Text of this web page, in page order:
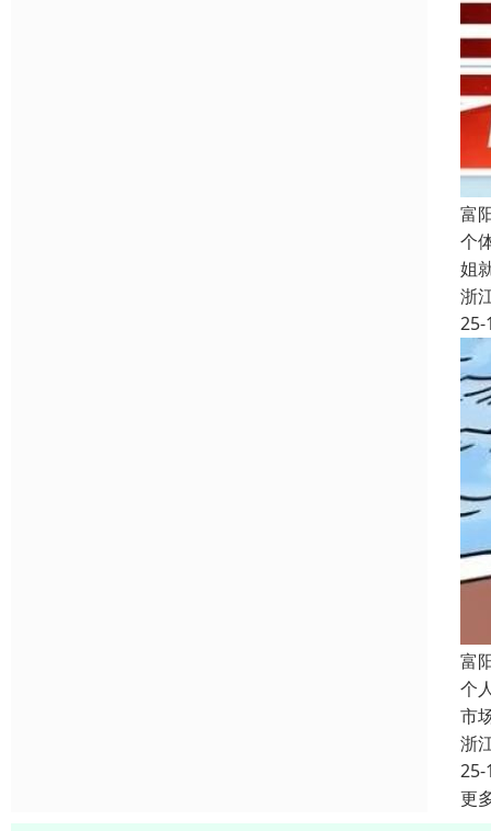
富
个
姐
浙
25-
富
个
市
浙
25-
更